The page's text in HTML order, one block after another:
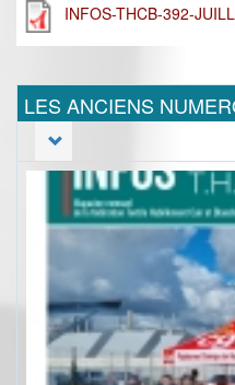
INFOS-THCB-392-
LES ANCIENS